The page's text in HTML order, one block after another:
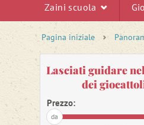
Zaini scuola
Pagina iniziale
Lasciati guidare
dei
Prezzo:
da